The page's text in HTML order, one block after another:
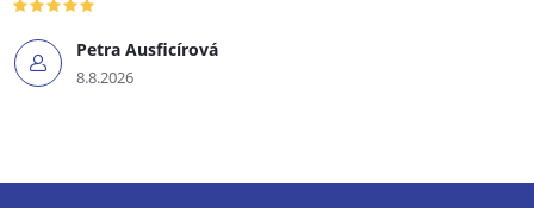
Petra Ausficírová
8.8.2026